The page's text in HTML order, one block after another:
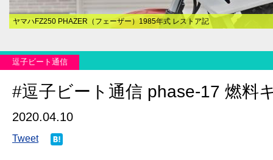
ヤマハFZ250 PHAZER（フェーザー）1985年式 レストア記
逗子ビート通信
#逗子ビート通信 phase-17 燃料
2020.04.10
Tweet